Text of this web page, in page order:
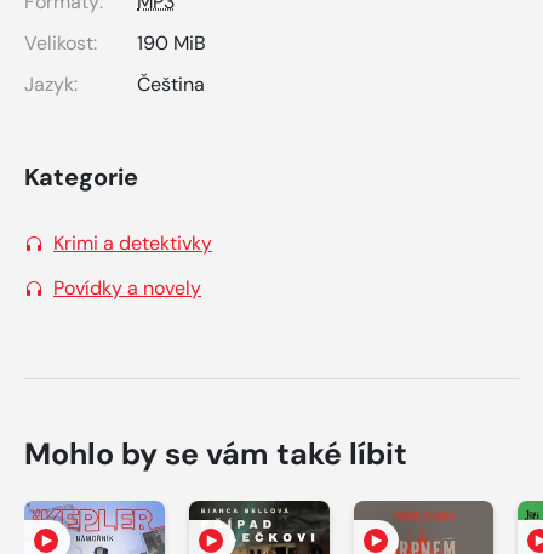
Velikost:
190 MiB
Jazyk:
Čeština
Kategorie
Krimi a detektivky
Povídky a novely
Mohlo by se vám také líbit